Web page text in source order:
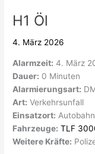
H1 Öl
4. März 2026
Alarmzeit: 4. März
Dauer: 0 Minuten
Alarmierungsart:
Art: Verkehrsunfall
Einsatzort:
Fahrzeuge: TLF
Weitere Kräfte:
H1